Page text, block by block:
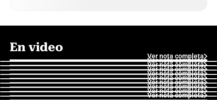
En video
Ver nota completa
Ver nota completa
Ver nota completa
Ver nota completa
Ver nota completa
Ver nota completa
Ver nota completa
Ver nota completa
Ver nota completa
Ver nota completa